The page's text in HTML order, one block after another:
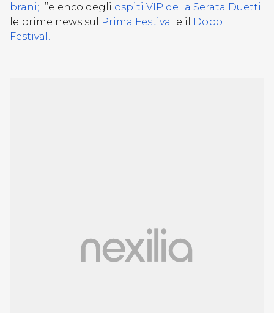
brani; l’’elenco degli ospiti VIP della Serata Duetti;
le prime news sul
Prima Festival e il
Dopo
Festival.